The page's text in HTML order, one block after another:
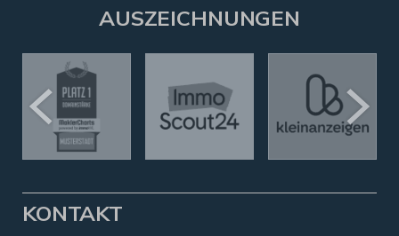
AUSZEICHNUNGEN
KONTAKT